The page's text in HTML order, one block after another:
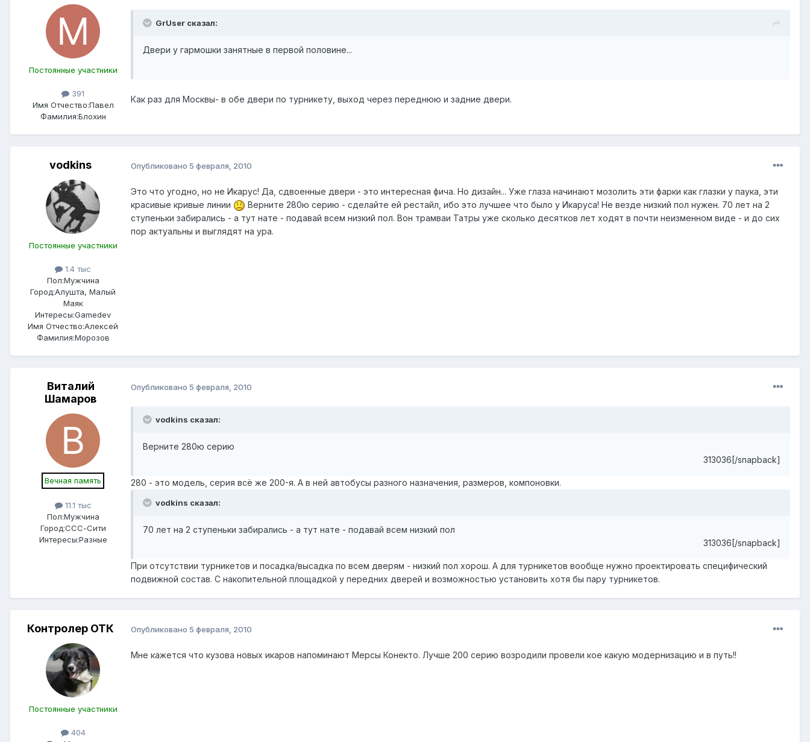
Постоянные участники
391
Имя Отчество:Павел
Фамилия:Блохин
GrUser сказал:
Двери у гармошки занятные в первой половине...
Как раз для Москвы- в обе двери по турникету, выход через переднюю и задние двери.
vodkins
Постоянные участники
1.4 тыс
Пол:Мужчина
Город:Алушта, Малый
Маяк
Интересы:Gamedev
Имя Отчество:Алексей
Фамилия:Морозов
Опубликовано 5 февраля, 2010
Это что угодно, но не Икарус! Да, сдвоенные двери - это интересная фича. Но дизайн... Уже глаза начинают мозолить эти фарки как глазки у паука, эти
красивые кривые линии
Верните 280ю серию - сделайте ей рестайл, ибо это лучшее что было у Икаруса! Не везде низкий пол нужен. 70 лет на 2
ступеньки забирались - а тут нате - подавай всем низкий пол. Вон трамваи Татры уже сколько десятков лет ходят в почти неизменном виде - и до сих
пор актуальны и выглядят на ура.
Виталий
Шамаров
Вечная память
11.1 тыс
Пол:Мужчина
Город:ССС-Сити
Интересы:Разные
Опубликовано 5 февраля, 2010
vodkins сказал:
Верните 280ю серию
313036[/snapback]
280 - это модель, серия всё же 200-я. А в ней автобусы разного назначения, размеров, компоновки.
vodkins сказал:
70 лет на 2 ступеньки забирались - а тут нате - подавай всем низкий пол
313036[/snapback]
При отсутствии турникетов и посадка/высадка по всем дверям - низкий пол хорош. А для турникетов вообще нужно проектировать специфический
подвижной состав. С накопительной площадкой у передних дверей и возможностью установить хотя бы пару турникетов.
Контролер ОТК
Постоянные участники
404
Опубликовано 5 февраля, 2010
Мне кажется что кузова новых икаров напоминают Мерсы Конекто. Лучше 200 серию возродили провели кое какую модернизацию и в путь!!